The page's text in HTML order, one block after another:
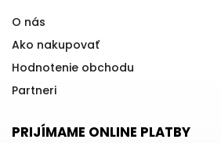
O nás
Ako nakupovať
Hodnotenie obchodu
Partneri
PRIJÍMAME ONLINE PLATBY